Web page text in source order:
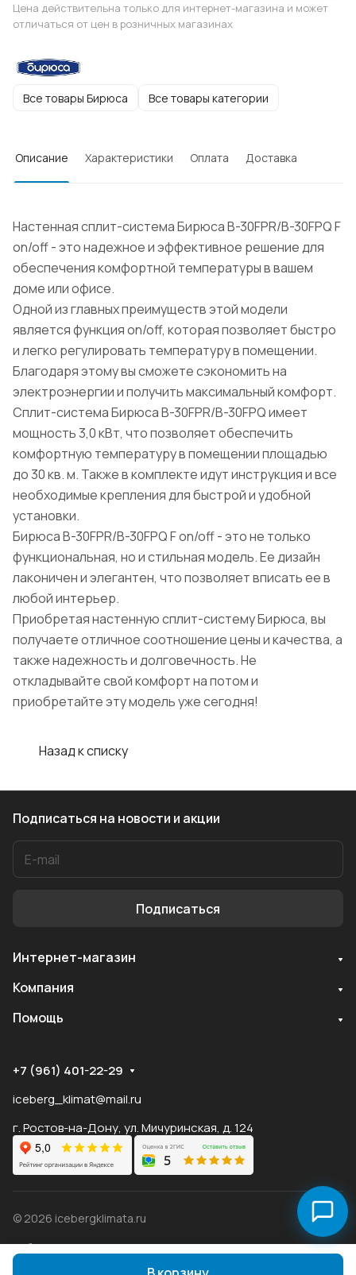
Цена действительна только для интернет-магазина и может
отличаться от цен в розничных магазинах
Все товары Бирюса Все товары категории
Описание Характеристики Оплата Доставка
Настенная сплит-система Бирюса B-30FPR/B-30FPQ F
on/off - это надежное и эффективное решение для
обеспечения комфортной температуры в вашем
доме или офисе.
Одной из главных преимуществ этой модели
является функция on/off, которая позволяет быстро
и легко регулировать температуру в помещении.
Благодаря этому вы сможете сэкономить на
электроэнергии и получить максимальный комфорт.
Сплит-система Бирюса B-30FPR/B-30FPQ имеет
мощность 3,0 кВт, что позволяет обеспечить
комфортную температуру в помещении площадью
до 30 кв. м. Также в комплекте идут инструкция и все
необходимые крепления для быстрой и удобной
установки.
Бирюса B-30FPR/B-30FPQ F on/off - это не только
функциональная, но и стильная модель. Ее дизайн
лаконичен и элегантен, что позволяет вписать ее в
любой интерьер.
Приобретая настенную сплит-систему Бирюса, вы
получаете отличное соотношение цены и качества, а
также надежность и долговечность. Не
откладывайте свой комфорт на потом и
приобретайте эту модель уже сегодня!
Назад к списку
Подписаться на новости и акции
Подписаться
Интернет-магазин
Компания
Помощь
+7 (961) 401-22-29
iceberg_klimat@mail.ru
г. Ростов-на-Дону, ул. Мичуринская, д. 124
© 2026 icebergklimata.ru
Публичная оферта Яндекс
Конфиденциальность
Оферта